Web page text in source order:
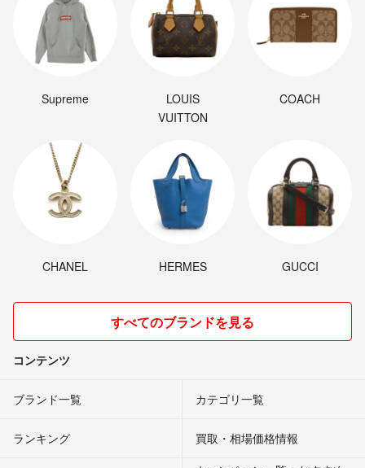
Supreme
LOUIS
VUITTON
COACH
CHANEL HERMES GUCCI
すべてのブランドを見る
コンテンツ
ブランド一覧 カテゴリ一覧
ランキング 買取・相場価格情報